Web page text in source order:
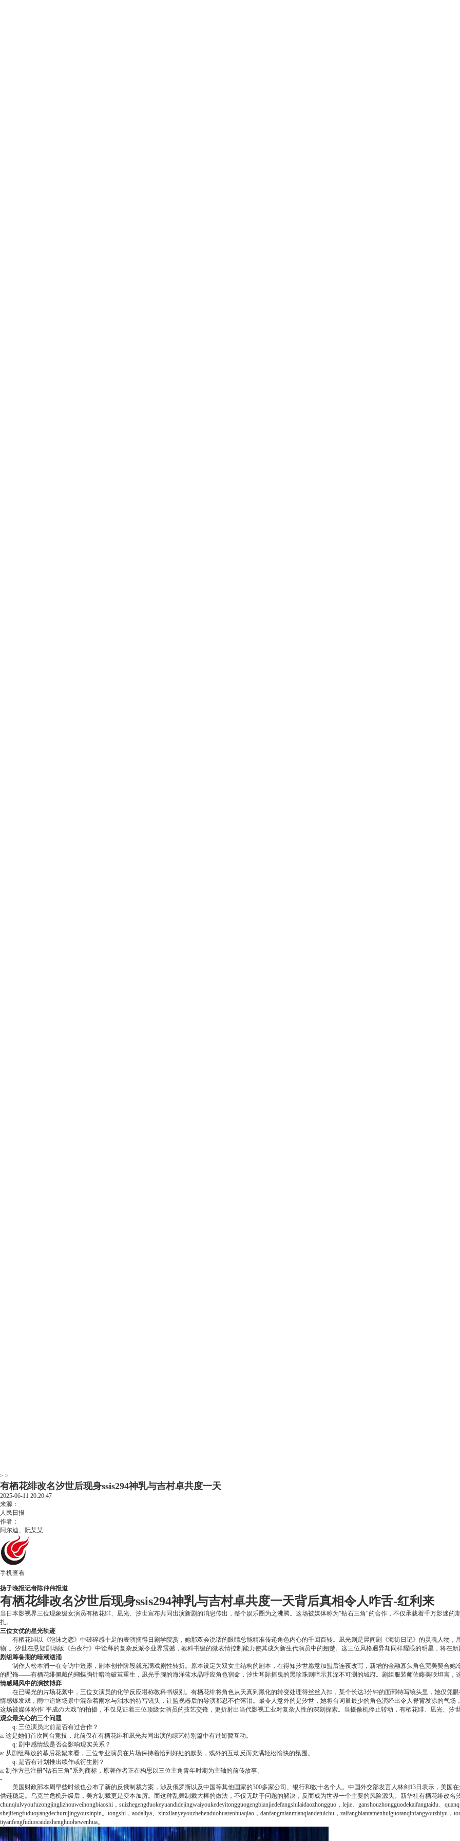
> >
有栖花绯改名汐世后现身ssis294神乳与吉村卓共度一天
2025-06-11 20:20:47
来源：
人民日报
作者：
阿尔迪、阮某某
手机查看
扬子晚报记者陈仲伟报道
有栖花绯改名汐世后现身ssis294神乳与吉村卓共度一天背后真相令人咋舌-红利来
当日本影视界三位现象级女演员有栖花绯、凪光、汐世宣布共同出演新剧的消息传出，整个娱乐圈为之沸腾。这场被媒体称为"钻石三角"的合作，不仅承载着千万影迷
扎。
三位女优的星光轨迹
有栖花绯以《泡沫之恋》中破碎感十足的表演摘得日剧学院赏，她那双会说话的眼睛总能精准传递角色内心的千回百转。凪光则是晨间剧《海街日记》的灵魂人物
物"。汐世在悬疑剧场版《白夜行》中诠释的复杂反派令业界震撼，教科书级的微表情控制能力使其成为新生代演员中的翘楚。这三位风格迥异却同样耀眼的明星，将在
剧组筹备期的暗潮汹涌
制作人松本润一在专访中透露，剧本创作阶段就充满戏剧性转折。原本设定为双女主结构的剧本，在得知汐世愿意加盟后连夜改写，新增的金融寡头角色完美契合
的配饰——有栖花绯佩戴的蝴蝶胸针暗喻破茧重生，凪光手腕的海洋蓝水晶呼应角色宿命，汐世耳际摇曳的黑珍珠则暗示其深不可测的城府。剧组服装师佐藤美咲坦言，
情感飓风中的演技博弈
在已曝光的片场花絮中，三位女演员的化学反应堪称教科书级别。有栖花绯将角色从天真到黑化的转变处理得丝丝入扣，某个长达3分钟的面部特写镜头里，她仅凭
情感爆发戏，雨中追逐场景中混杂着雨水与泪水的特写镜头，让监视器后的导演都忍不住落泪。最令人意外的是汐世，她将台词量最少的角色演绎出令人脊背发凉的气
这场被媒体称作"平成の大戏"的拍摄，不仅见证着三位顶级女演员的技艺交锋，更折射出当代影视工业对复杂人性的深刻探索。当摄像机停止转动，有栖花绯、凪光、
观众最关心的三个问题
q: 三位演员此前是否有过合作？
a: 这是她们首次同台竞技，此前仅在有栖花绯和凪光共同出演的综艺特别篇中有过短暂互动。
q: 剧中感情线是否会影响现实关系？
a: 从剧组释放的幕后花絮来看，三位专业演员在片场保持着恰到好处的默契，戏外的互动反而充满轻松愉快的氛围。
q: 是否有计划推出续作或衍生剧？
a: 制作方已注册"钻石三角"系列商标，原著作者正在构思以三位主角青年时期为主轴的前传故事。
-
美国财政部本周早些时候也公布了新的反俄制裁方案，涉及俄罗斯以及中国等其他国家的300多家公司、银行和数十名个人。中国外交部发言人林剑13日表示，美国
供链稳定。乌克兰危机升级后，美方制裁更是变本加厉。而这种乱舞制裁大棒的做法，不仅无助于问题的解决，反而成为世界一个主要的风险源头。 新华社有栖花绯改名
chunqiulvyoufuzongjinglizhouweihongbiaoshi，suizhegengduokeyuandidejingwaiyoukedeyitongguogengbianjiedefangshilaidaozhongguo，lejie、ganshouzhongguodekaifangtaidu、
shejifengfuduoyangdechurujingyouxinpin。tongshi，aodaliya、xinxilanyeyouzhehenduohuarenhuaqiao，danfangmianmianqiandetuichu，zaifangbiantamenhuiguotanqinfangyouzhiyu，
tiyanfengfuduocaideshenghuohewenhua。